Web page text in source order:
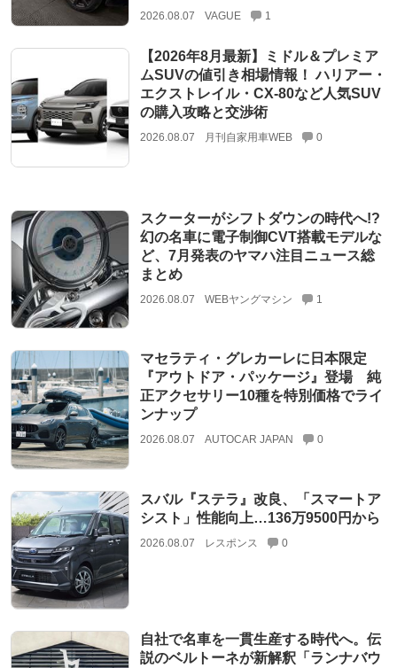
2026.08.07 VAGUE 1
【2026年8月最新】ミドル＆プレミア
ムSUVの値引き相場情報！ ハリアー・
エクストレイル・CX-80など人気SUV
の購入攻略と交渉術
2026.08.07 月刊自家用車WEB 0
スクーターがシフトダウンの時代へ!?
幻の名車に電子制御CVT搭載モデルな
ど、7月発表のヤマハ注目ニュース総
まとめ
2026.08.07 WEBヤングマシン 1
マセラティ・グレカーレに日本限定
『アウトドア・パッケージ』登場 純
正アクセサリー10種を特別価格でライ
ンナップ
2026.08.07 AUTOCAR JAPAN 0
スバル『ステラ』改良、「スマートア
シスト」性能向上…136万9500円から
2026.08.07 レスポンス 0
自社で名車を一貫生産する時代へ。伝
説のベルトーネが新解釈「ランナバウ